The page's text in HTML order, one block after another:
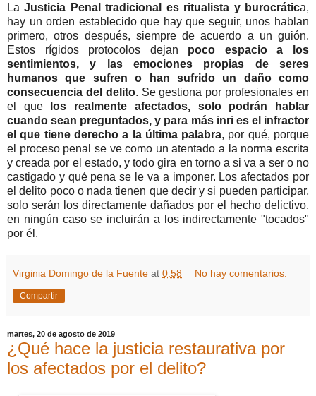
LaJusticia Penal tradicional es ritualista y burocrática,
hay un orden establecido que hay que seguir, unos hablan
primero, otros después, siempre de acuerdo a un guión.
Estos rígidos protocolos dejan poco espacio a los
sentimientos, y las emociones propias de seres
humanos que sufren o han sufrido un daño como
consecuencia del delito. Se gestiona por profesionales en
el quelos realmente afectados, solo podrán hablar
cuando sean preguntados, y para más inri es el infractor
el que tiene derecho a la última palabra, por qué, porque
el proceso penal se ve como un atentado a la norma escrita
y creada por el estado, y todo gira en torno a si va a ser o no
castigado y qué pena se le va a imponer. Los afectados por
el delito poco o nada tienen que decir y si pueden participar,
solo serán los directamente dañados por el hecho delictivo,
en ningún caso se incluirán a los indirectamente "tocados"
por él.
Virginia Domingo de la Fuente at 0:58 No hay comentarios:
Compartir
martes, 20 de agosto de 2019
¿Qué hace la justicia restaurativa por
los afectados por el delito?